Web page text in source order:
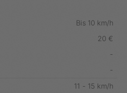
Bis 10 km/h
20 €
-
-
11 - 15 km/h